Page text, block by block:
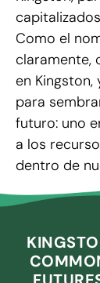
Como el
claramente,
en
para
futuro: uno
a los
dentro de